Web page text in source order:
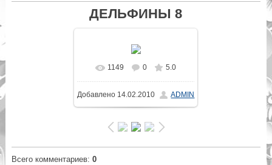
ДЕЛЬФИНЫ 8
В реальном размере
640x428/ 31.4Kb
1149 0 5.0
Добавлено 14.02.2010 ADMIN
Всего комментариев: 0